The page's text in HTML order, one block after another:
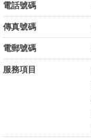
電話號碼
傳真號碼
電郵號碼
服務項目